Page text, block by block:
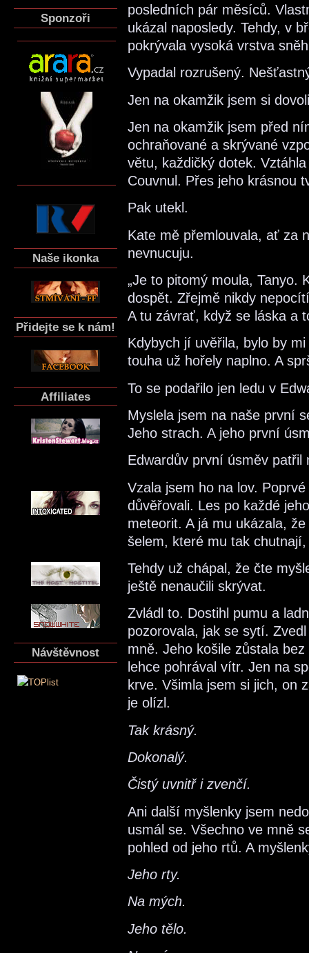
Sponzoři
Naše ikonka
Přidejte se k nám!
Affiliates
Návštěvnost
posledních pár měsíců.
ukázal naposledy. Tehdy, v
pokrývala vysoká vrstva
Vypadal rozrušený.
Jen na okamžik jsem si
Jen na okamžik jsem před
ochraňované a skrývané
větu, každičký dotek.
Couvnul. Přes jeho krásnou
Pak utekl.
Kate mě přemlouvala, ať za
nevnucuju.
„Je to pitomý moula, Tanyo.
dospět. Zřejmě nikdy
A tu závrať, když se láska a
Kdybych jí uvěřila, bylo by
touha už hořely naplno. A
To se podařilo jen ledu v
Myslela jsem na naše první
Jeho strach. A jeho první
Edwardův první úsměv patřil
Vzala jsem ho na lov.
důvěřovali. Les po každé
meteorit. A já mu ukázala,
šelem, které mu tak
Tehdy už chápal, že čte
ještě nenaučili skrývat.
Zvládl to. Dostihl pumu a
pozorovala, jak se sytí.
mně. Jeho košile zůstala
lehce pohrával vítr. Jen na
krve. Všimla jsem si jich, on
je olízl.
Tak krásný.
Dokonalý.
Čistý uvnitř i zvenčí.
Ani další myšlenky jsem
usmál se. Všechno ve mně
pohled od jeho rtů. A
Jeho rty.
Na mých.
Jeho tělo.